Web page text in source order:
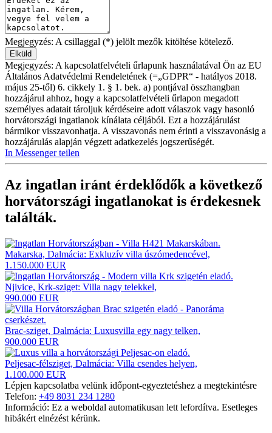
Megjegyzés: A csillaggal (*) jelölt mezők kitöltése kötelező.
Megjegyzés: A kapcsolatfelvételi űrlapunk használatával Ön az EU
Általános Adatvédelmi Rendeletének (=„GDPR“ - hatályos 2018.
május 25-től) 6. cikkely 1. § 1. bek. a) pontjával összhangban
hozzájárul ahhoz, hogy a kapcsolatfelvételi űrlapon megadott
személyes adatait tároljuk kérdéseire adott válaszok vagy hasonló
horvátországi ingatlanok kínálata céljából. Ezt a hozzájárulást
bármikor visszavonhatja. A visszavonás nem érinti a visszavonásig a
hozzájárulás alapján végzett adatkezelés jogszerűségét.
In Messenger teilen
Az ingatlan iránt érdeklődők a következő
horvátországi ingatlanokat is érdekesnek
találták.
Makarska, Dalmácia: Exkluzív villa úszómedencével,
1.150.000 EUR
Njivice, Krk-sziget: Villa nagy telekkel,
990.000 EUR
Brac-sziget, Dalmácia: Luxusvilla egy nagy telken,
900.000 EUR
Peljesac-félsziget, Dalmácia: Villa csendes helyen,
1.100.000 EUR
Lépjen kapcsolatba velünk időpont-egyeztetéshez a megtekintésre
Telefon: +49 8031 234 1280
Információ: Ez a weboldal automatikusan lett lefordítva. Esetleges
hibákért elnézést kérünk.